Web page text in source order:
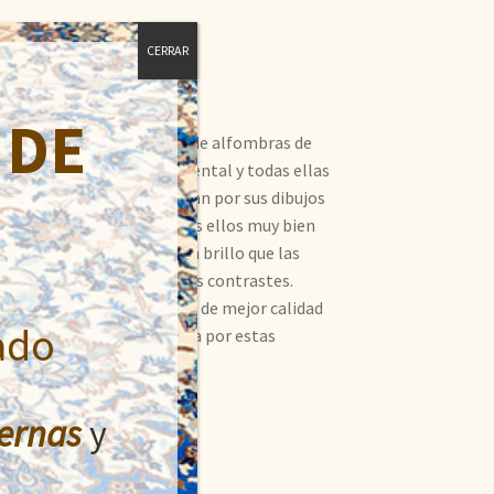
exportó gran cantidad de alfombras de
según el gusto occidental y todas ellas
su nombre. Destacan por sus dibujos
de colores, todos ellos muy bien
Algunas tienen un brillo que las
lanas suaves y hermosos contrastes.
Irán y La India. Las de mejor calidad
en Europa y América por estas
las casas.
y
CERRAR